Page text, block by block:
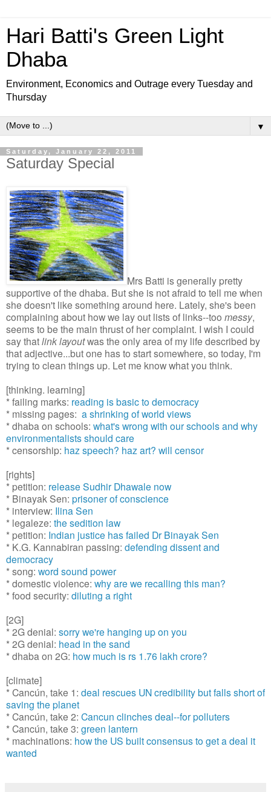
Hari Batti's Green Light
Dhaba
Environment, Economics and Outrage every Tuesday and
Thursday
▼
Saturday, January 22, 2011
Saturday Special
Mrs Batti is generally pretty
supportive of the dhaba. But she is not afraid to tell me when
she doesn't like something around here. Lately, she's been
complaining about how we lay out lists of links--too messy,
seems to be the main thrust of her complaint. I wish I could
say thatlink layoutwas the only area of my life described by
that adjective...but one has to start somewhere, so today, I'm
trying to clean things up. Let me know what you think.
[thinking. learning]
* failing marks: reading is basic to democracy
* missing pages: a shrinking of world views
* dhaba on schools: what's wrong with our schools and why
environmentalists should care
* censorship: haz speech? haz art? will censor
[rights]
* petition: release Sudhir Dhawale now
* Binayak Sen: prisoner of conscience
* interview: Ilina Sen
* legaleze: the sedition law
* petition: Indian justice has failed Dr Binayak Sen
* K.G. Kannabiran passing: defending dissent and
democracy
* song: word sound power
* domestic violence: why are we recalling this man?
* food security: diluting a right
[2G]
* 2G denial: sorry we're hanging up on you
* 2G denial: head in the sand
* dhaba on 2G: how much is rs 1.76 lakh crore?
[climate]
* Cancún, take 1: deal rescues UN credibility but falls short of
saving the planet
* Cancún, take 2: Cancun clinches deal--for polluters
* Cancún, take 3: green lantern
* machinations: how the US built consensus to get a deal it
wanted